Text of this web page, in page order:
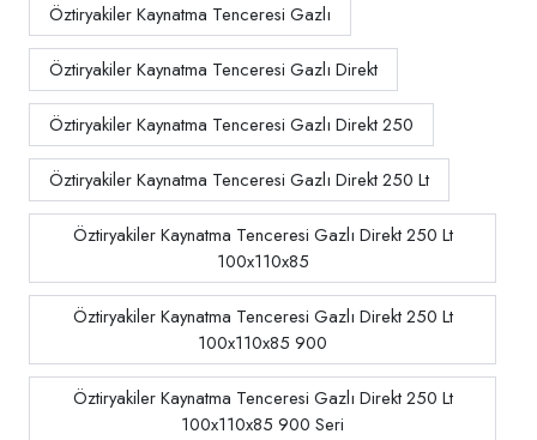
Öztiryakiler Kaynatma Tenceresi Gazlı
Öztiryakiler Kaynatma Tenceresi Gazlı Direkt
Öztiryakiler Kaynatma Tenceresi Gazlı Direkt 250
Öztiryakiler Kaynatma Tenceresi Gazlı Direkt 250 Lt
Öztiryakiler Kaynatma Tenceresi Gazlı Direkt 250 Lt
100x110x85
Öztiryakiler Kaynatma Tenceresi Gazlı Direkt 250 Lt
100x110x85 900
Öztiryakiler Kaynatma Tenceresi Gazlı Direkt 250 Lt
100x110x85 900 Seri